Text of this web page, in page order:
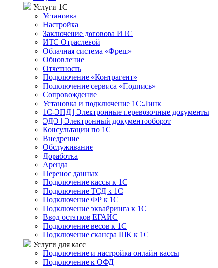
Услуги 1С
Установка
Настройка
Заключение договора ИТС
ИТС Отраслевой
Облачная система «Фреш»
Обновление
Отчетность
Подключение «Контрагент»
Подключение сервиса «Подпись»
Сопровождение
Установка и подключение 1С:Линк
1С-ЭПД | Электронные перевозочные документы
ЭДО | Электронный документооборот
Консультации по 1С
Внедрение
Обслуживание
Доработка
Аренда
Перенос данных
Подключение кассы к 1С
Подключение ТСД к 1С
Подключение ФР к 1С
Подключение эквайринга к 1С
Ввод остатков ЕГАИС
Подключение весов к 1С
Подключение сканера ШК к 1С
Услуги для касс
Подключение и настройка онлайн кассы
Подключение к ОФД